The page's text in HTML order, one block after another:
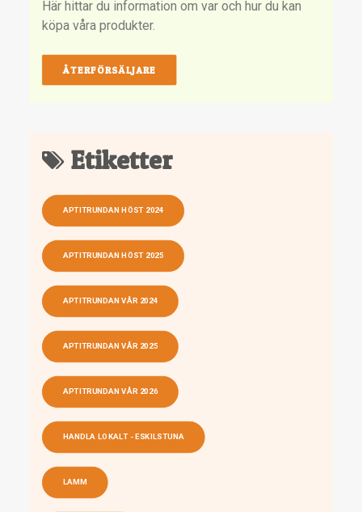
Här hittar du information om var och hur du kan
köpa våra produkter.
ÅTERFÖRSÄLJARE
Etiketter
APTITRUNDAN HÖST 2024
APTITRUNDAN HÖST 2025
APTITRUNDAN VÅR 2024
APTITRUNDAN VÅR 2025
APTITRUNDAN VÅR 2026
HANDLA LOKALT - ESKILSTUNA
LAMM